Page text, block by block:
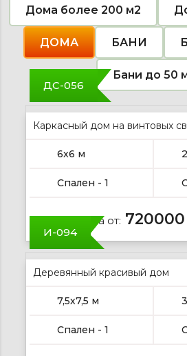
дерева
и
технологий.
Дома более 200 м2
ДОМА БАНИ
Бани до 50
ДС-056
Каркасный дом на винтовых
6х6 м
Спален - 1
Цена от: 720000
И-094
Деревянный красивый дом
7,5х7,5 м
Спален - 1